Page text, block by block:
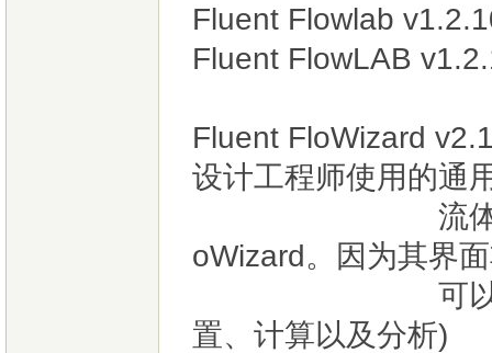
Fluent Flowlab
Fluent FlowLAB
Fluent FloWizard
设计工程师使用的通
流体模拟方面
oWizard。因为其界
可以自动引导
置、计算以及分析)